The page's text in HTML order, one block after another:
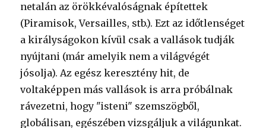
netalán az örökkévalóságnak építettek
(Piramisok, Versailles, stb.). Ezt az időtlenséget
a királyságokon kívül csak a vallások tudják
nyújtani (már amelyik nem a világvégét
jósolja). Az egész keresztény hit, de
voltaképpen más vallások is arra próbálnak
rávezetni, hogy "isteni" szemszögből,
globálisan, egészében vizsgáljuk a világunkat.